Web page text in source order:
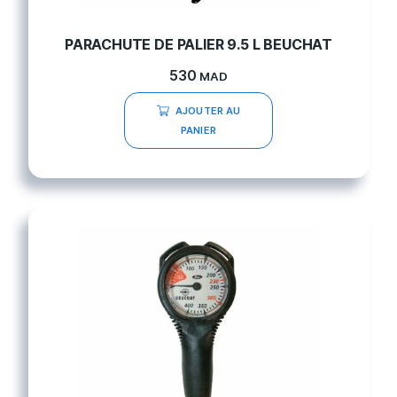
PARACHUTE DE PALIER 9.5 L BEUCHAT
530 MAD
AJOUTER AU
PANIER